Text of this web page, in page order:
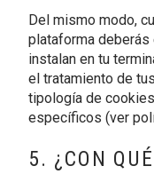
Del mismo modo,
plataforma
instalan en tu
el tratamiento de
tipología de
específicos (ver
5. ¿CON